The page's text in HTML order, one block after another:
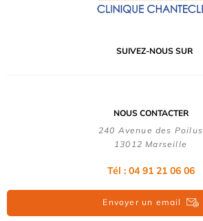
SUIVEZ-NOUS SUR
NOUS CONTACTER
240 Avenue des Poilus
13012 Marseille
Tél : 04 91 21 06 06
Envoyer un email